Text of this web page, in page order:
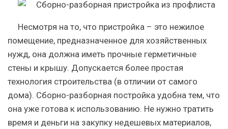
Несмотря на то, что пристройка – это нежилое
помещение, предназначенное для хозяйственных
нужд, она должна иметь прочные герметичные
стены и крышу. Допускается более простая
технология строительства (в отличии от самого
дома). Сборно-разборная постройка удобна тем, что
она уже готова к использованию. Не нужно тратить
время и деньги на закупку недешевых материалов,